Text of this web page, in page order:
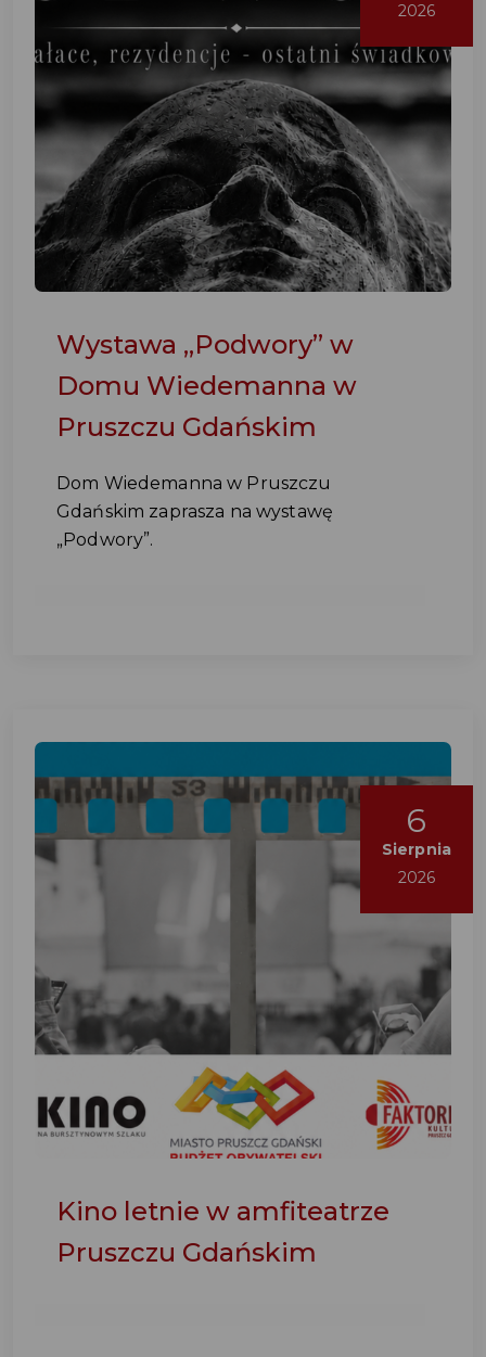
2026
Wystawa „Podwory” w
Domu Wiedemanna w
Pruszczu Gdańskim
Dom Wiedemanna w Pruszczu
Gdańskim zaprasza na wystawę
„Podwory”.
6
Sierpnia
2026
Kino letnie w amfiteatrze
Pruszczu Gdańskim